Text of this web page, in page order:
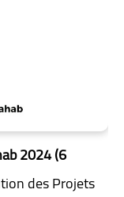
2024 (6
des Projets